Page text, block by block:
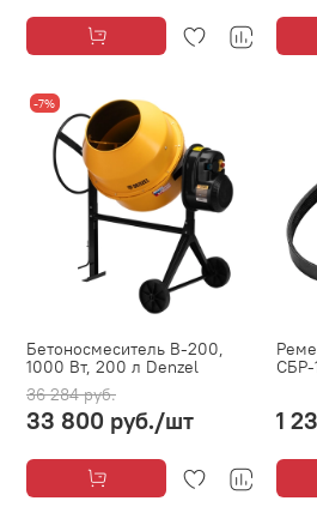
-7%
Бетоносмеситель B-200,
1000 Вт, 200 л Denzel
36 284 руб.
33 800 руб./шт
СБР-
1